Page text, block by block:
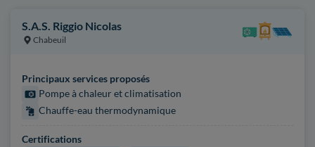
S.A.S. Riggio Nicolas
Chabeuil
Principaux services proposés
Pompe à chaleur et climatisation
Chauffe-eau thermodynamique
Certifications